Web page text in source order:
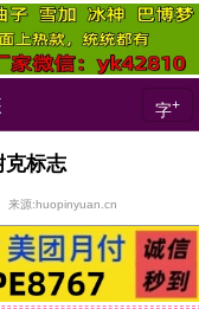
字+
克标志
源:huopinyuan.cn